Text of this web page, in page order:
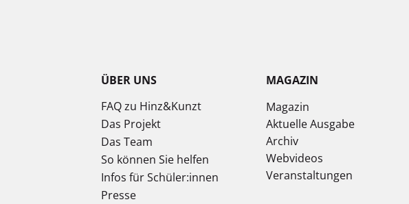
ÜBER UNS
FAQ zu Hinz&Kunzt
Das Projekt
Das Team
So können Sie helfen
Infos für Schüler:innen
Presse
MAGAZIN
Magazin
Aktuelle Ausgabe
Archiv
Webvideos
Veranstaltungen